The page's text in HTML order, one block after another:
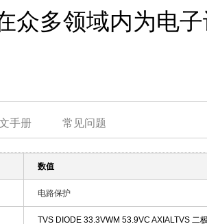
众多领域内为电
手册 常见问题
数值
电路保护
TVS DIODE 33.3VWM 53.9VC AXIALTVS